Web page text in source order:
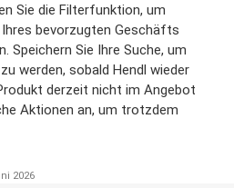
Sie die Filterfunktion, um
bevorzugten Geschäfts
Speichern Sie Ihre Suche, um
werden, sobald Hendl wieder
derzeit nicht im Angebot
Aktionen an, um trotzdem
2026